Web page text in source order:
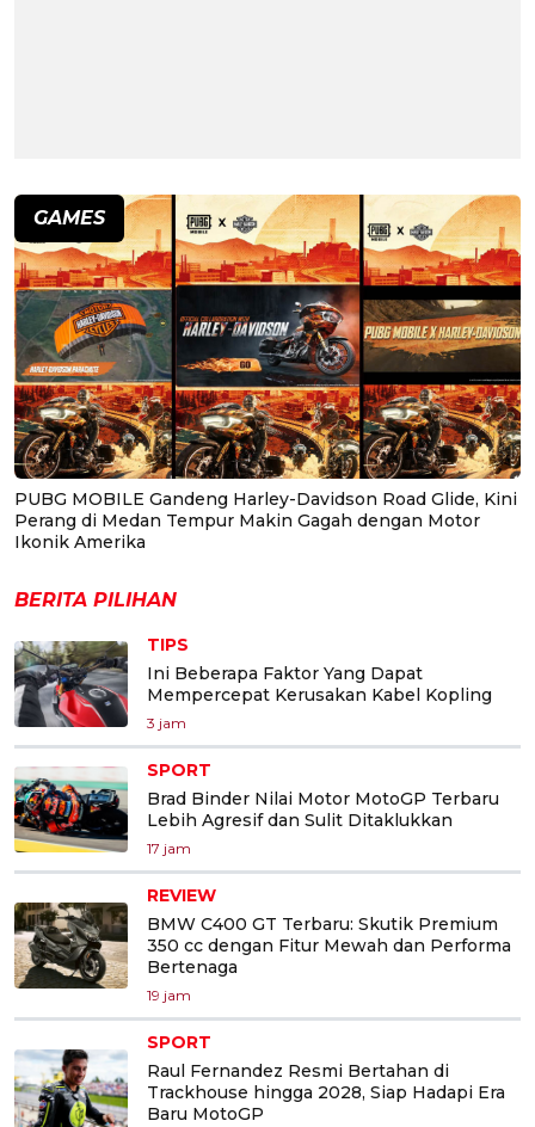
GAMES
PUBG MOBILE Gandeng Harley-Davidson Road Glide, Kini
Perang di Medan Tempur Makin Gagah dengan Motor
Ikonik Amerika
BERITA PILIHAN
TIPS
Ini Beberapa Faktor Yang Dapat
Mempercepat Kerusakan Kabel Kopling
3 jam
SPORT
Brad Binder Nilai Motor MotoGP Terbaru
Lebih Agresif dan Sulit Ditaklukkan
17 jam
REVIEW
BMW C400 GT Terbaru: Skutik Premium
350 cc dengan Fitur Mewah dan Performa
Bertenaga
19 jam
SPORT
Raul Fernandez Resmi Bertahan di
Trackhouse hingga 2028, Siap Hadapi Era
Baru MotoGP